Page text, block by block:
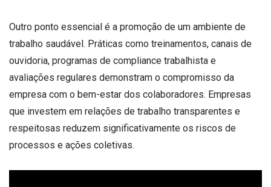
Outro ponto essencial é a promoção de um ambiente de
trabalho saudável. Práticas como treinamentos, canais de
ouvidoria, programas de compliance trabalhista e
avaliações regulares demonstram o compromisso da
empresa com o bem-estar dos colaboradores. Empresas
que investem em relações de trabalho transparentes e
respeitosas reduzem significativamente os riscos de
processos e ações coletivas.